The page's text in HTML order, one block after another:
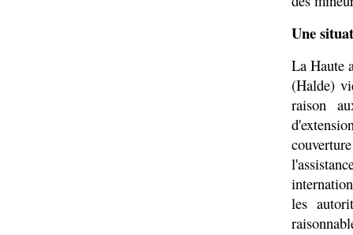
Une
La Haute
(Halde)
raison
les